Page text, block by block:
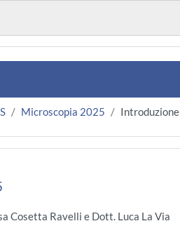
Microscopia 2025 Introduzione
Cosetta Ravelli e Dott. Luca La Via